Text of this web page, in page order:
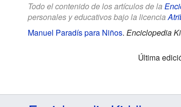
Todo el contenido de los artículos de la
personales y educativos bajo la licencia
Manuel Paradís para Niños. Enciclopedia
Última